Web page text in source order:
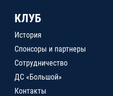
КЛУБ
История
Спонсоры и партнеры
Сотрудничество
ДС «Большой»
Контакты